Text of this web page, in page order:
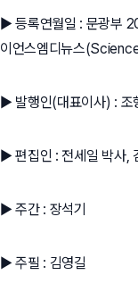
▶ 등록연월일 : 문광부
이언스엠디뉴스
▶ 발행인(대표이사) : 조
▶ 편집인 : 전세일 박사,
▶ 주간 : 장석기
▶ 주필 : 김영길